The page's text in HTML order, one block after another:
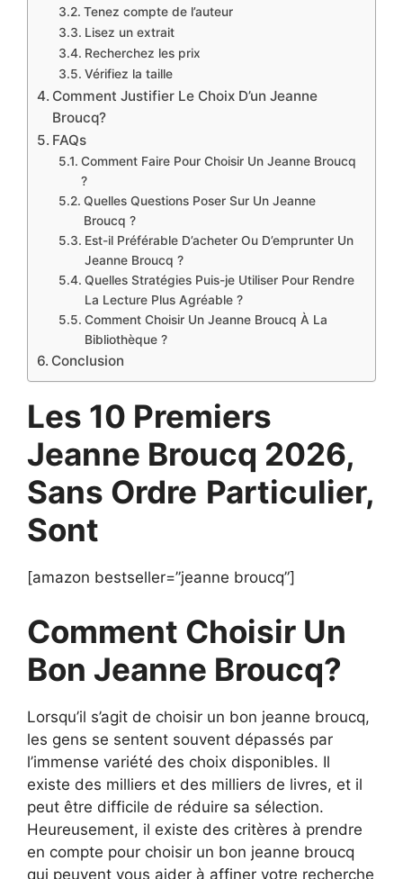
Tenez compte de l’auteur
Lisez un extrait
Recherchez les prix
Vérifiez la taille
Comment Justifier Le Choix D’un Jeanne
Broucq?
FAQs
Comment Faire Pour Choisir Un Jeanne Broucq
?
Quelles Questions Poser Sur Un Jeanne
Broucq ?
Est-il Préférable D’acheter Ou D’emprunter Un
Jeanne Broucq ?
Quelles Stratégies Puis-je Utiliser Pour Rendre
La Lecture Plus Agréable ?
Comment Choisir Un Jeanne Broucq À La
Bibliothèque ?
Conclusion
Les 10 Premiers
Jeanne Broucq 2026,
Sans Ordre Particulier,
Sont
[amazon bestseller=”jeanne broucq”]
Comment Choisir Un
Bon Jeanne Broucq?
Lorsqu’il s’agit de choisir un bon jeanne broucq,
les gens se sentent souvent dépassés par
l’immense variété des choix disponibles. Il
existe des milliers et des milliers de livres, et il
peut être difficile de réduire sa sélection.
Heureusement, il existe des critères à prendre
en compte pour choisir un bon jeanne broucq
qui peuvent vous aider à affiner votre recherche